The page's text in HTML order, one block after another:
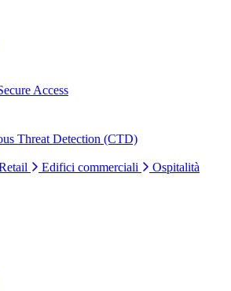
Access
Threat Detection (CTD)
Edifici commerciali Ospitalità